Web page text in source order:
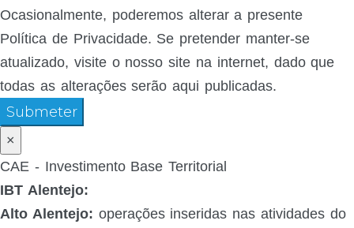
Ocasionalmente, poderemos alterar a presente
Política de Privacidade. Se pretender manter-se
atualizado, visite o nosso site na internet, dado que
todas as alterações serão aqui publicadas.
Submeter
×
CAE - Investimento Base Territorial
IBT Alentejo:
Alto Alentejo: operações inseridas nas atividades do